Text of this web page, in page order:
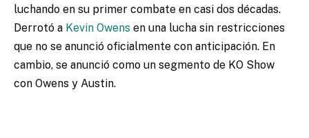
luchando en su primer combate en casi dos décadas.
Derrotó a Kevin Owens en una lucha sin restricciones
que no se anunció oficialmente con anticipación. En
cambio, se anunció como un segmento de KO Show
con Owens y Austin.